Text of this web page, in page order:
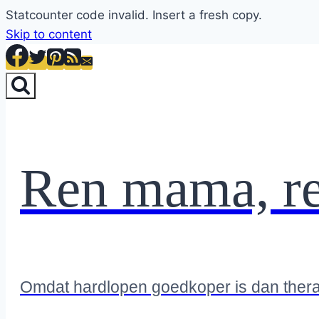
Statcounter code invalid. Insert a fresh copy.
Skip to content
Ren mama,
Omdat hardlopen goedkoper is dan